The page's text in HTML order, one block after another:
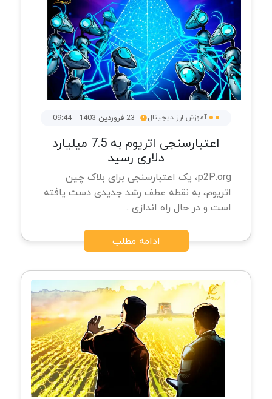
آموزش ارز دیجیتال
اعتبارسنجی اتریوم به 7.5 میلیارد
دلاری رسید
p2P.org، یک اعتبارسنجی برای بلاک چین
اتریوم، به نقطه عطف رشد جدیدی دست یافته
است و در حال راه اندازی...
ادامه مطلب